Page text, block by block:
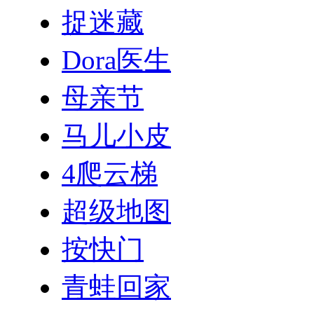
捉迷藏
Dora医生
母亲节
马儿小皮
4爬云梯
超级地图
按快门
青蛙回家